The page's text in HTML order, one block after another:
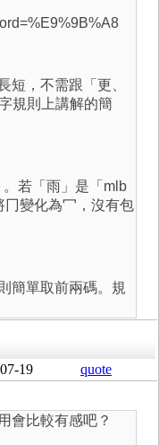
短，不需跟「更、
規則上講解的簡
。若「雨」是「mlb
變化為冖，沒有包
簡單取前兩碼。規
19 quote
會比較有感吧？